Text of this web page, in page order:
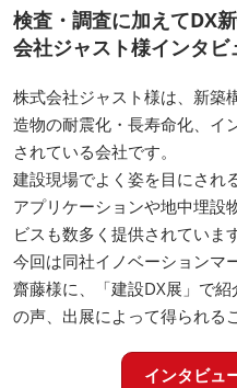
検査・調査に加えてDX
会社ジャスト様インタビ
株式会社ジャスト様は、新築
造物の耐震化・長寿命化、イ
されている会社です。
建設現場でよく姿を目にされ
アプリケーションや地中埋設
ビスも数多く提供されています
今回は同社イノベーションマ
齋藤様に、「建設DX展」で
の声、出展によって得られる
インタビュ